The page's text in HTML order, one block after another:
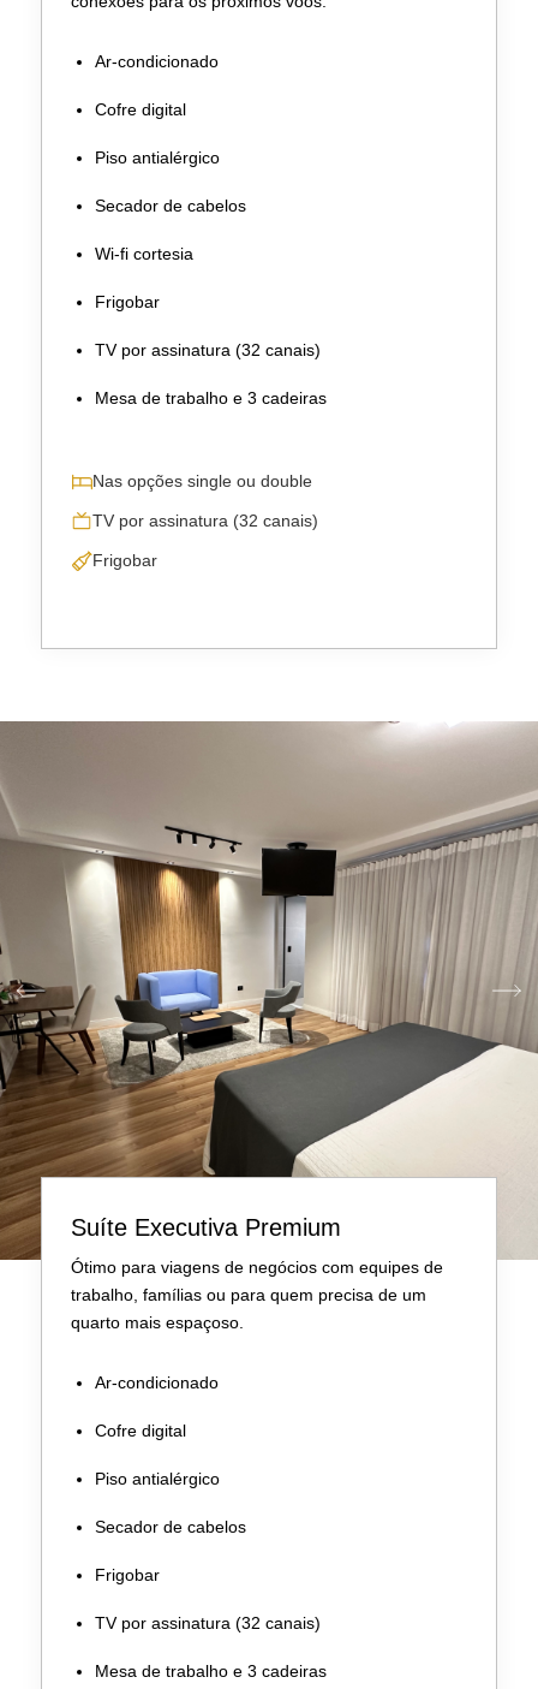
Ar-condicionado
Cofre digital
Piso antialérgico
Secador de cabelos
Wi-fi cortesia
Frigobar
TV por assinatura (32 canais)
Mesa de trabalho e 3 cadeiras
Nas opções single ou double
TV por assinatura (32 canais)
Frigobar
Suíte Executiva Premium
Ótimo para viagens de negócios com equipes de
trabalho, famílias ou para quem precisa de um
quarto mais espaçoso.
Ar-condicionado
Cofre digital
Piso antialérgico
Secador de cabelos
Frigobar
TV por assinatura (32 canais)
Mesa de trabalho e 3 cadeiras